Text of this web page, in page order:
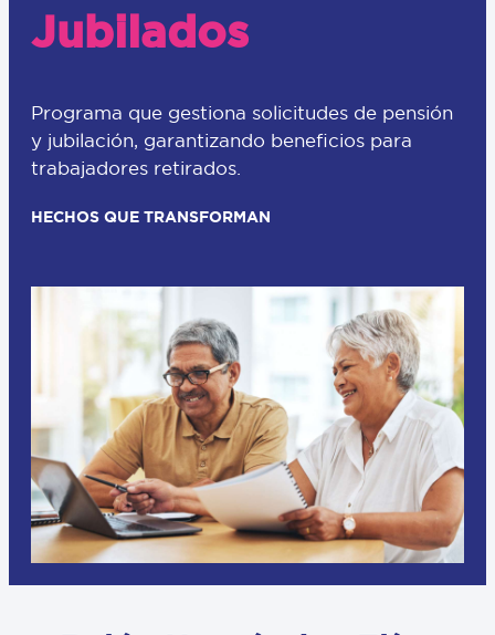
Jubilados
Programa que gestiona solicitudes de pensión
y jubilación, garantizando beneficios para
trabajadores retirados.
HECHOS QUE TRANSFORMAN